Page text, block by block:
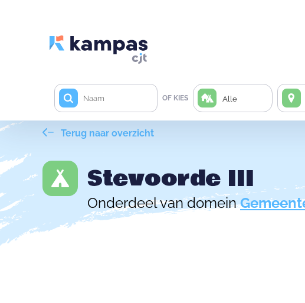
OF KIES Alle
Terug naar overzicht
Stevoorde III
Onderdeel van domein